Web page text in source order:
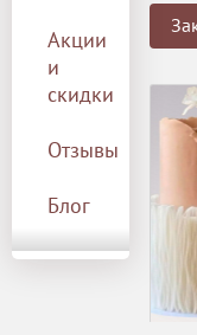
Акции
и
скидки
Отзывы
Блог